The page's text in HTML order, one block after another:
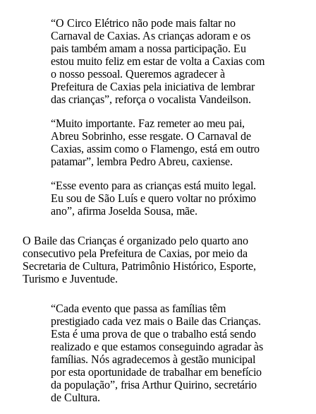
“O Circo Elétrico não pode mais faltar no
Carnaval de Caxias. As crianças adoram e os
pais também amam a nossa participação. Eu
estou muito feliz em estar de volta a Caxias com
o nosso pessoal. Queremos agradecer à
Prefeitura de Caxias pela iniciativa de lembrar
das crianças”, reforça o vocalista Vandeilson.
“Muito importante. Faz remeter ao meu pai,
Abreu Sobrinho, esse resgate. O Carnaval de
Caxias, assim como o Flamengo, está em outro
patamar”, lembra Pedro Abreu, caxiense.
“Esse evento para as crianças está muito legal.
Eu sou de São Luís e quero voltar no próximo
ano”, afirma Joselda Sousa, mãe.
O Baile das Crianças é organizado pelo quarto ano
consecutivo pela Prefeitura de Caxias, por meio da
Secretaria de Cultura, Patrimônio Histórico, Esporte,
Turismo e Juventude.
“Cada evento que passa as famílias têm
prestigiado cada vez mais o Baile das Crianças.
Esta é uma prova de que o trabalho está sendo
realizado e que estamos conseguindo agradar às
famílias. Nós agradecemos à gestão municipal
por esta oportunidade de trabalhar em benefício
da população”, frisa Arthur Quirino, secretário
de Cultura.